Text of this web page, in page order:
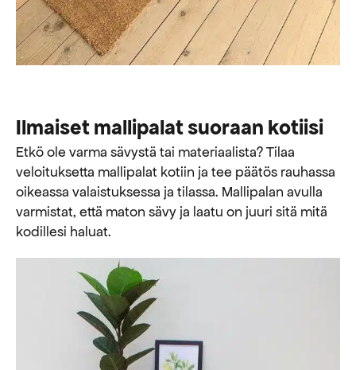
Ilmaiset mallipalat suoraan kotiisi
Etkö ole varma sävystä tai materiaalista? Tilaa
veloituksetta mallipalat kotiin ja tee päätös rauhassa
oikeassa valaistuksessa ja tilassa. Mallipalan avulla
varmistat, että maton sävy ja laatu on juuri sitä mitä
kodillesi haluat.